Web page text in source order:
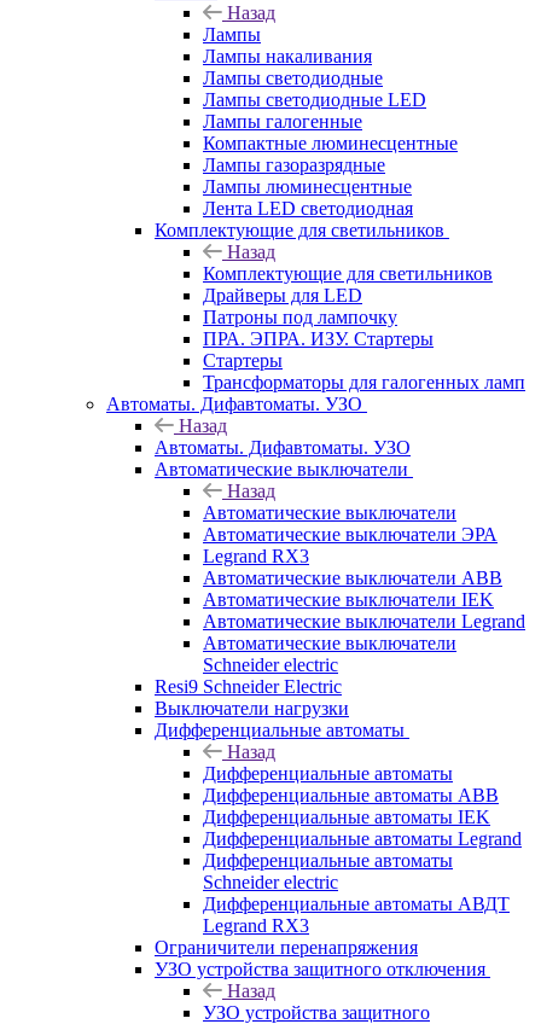
Назад
Лампы
Лампы накаливания
Лампы светодиодные
Лампы светодиодные LED
Лампы галогенные
Компактные люминесцентные
Лампы газоразрядные
Лампы люминесцентные
Лента LED светодиодная
Комплектующие для светильников
Назад
Комплектующие для светильников
Драйверы для LED
Патроны под лампочку
ПРА. ЭПРА. ИЗУ. Стартеры
Стартеры
Трансформаторы для галогенных ламп
Автоматы. Дифавтоматы. УЗО
Назад
Автоматы. Дифавтоматы. УЗО
Автоматические выключатели
Назад
Автоматические выключатели
Автоматические выключатели ЭРА
Legrand RX3
Автоматические выключатели ABB
Автоматические выключатели IEK
Автоматические выключатели Legrand
Автоматические выключатели
Schneider electric
Resi9 Schneider Electric
Выключатели нагрузки
Дифференциальные автоматы
Назад
Дифференциальные автоматы
Дифференциальные автоматы ABB
Дифференциальные автоматы IEK
Дифференциальные автоматы Legrand
Дифференциальные автоматы
Schneider electric
Дифференциальные автоматы АВДТ
Legrand RX3
Ограничители перенапряжения
УЗО устройства защитного отключения
Назад
УЗО устройства защитного